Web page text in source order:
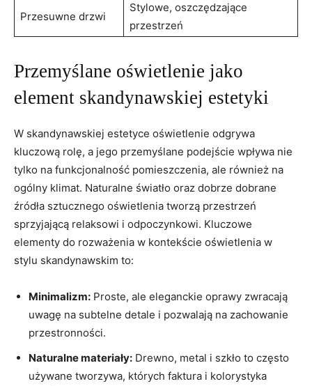
Przesuwne drzwi
Stylowe, oszczędzające
przestrzeń
Przemyślane oświetlenie jako
element skandynawskiej estetyki
W skandynawskiej estetyce oświetlenie odgrywa
kluczową rolę, a jego przemyślane podejście wpływa nie
tylko na funkcjonalność pomieszczenia, ale również na
ogólny klimat. Naturalne światło oraz dobrze dobrane
źródła sztucznego oświetlenia tworzą przestrzeń
sprzyjającą relaksowi i odpoczynkowi. Kluczowe
elementy do rozważenia w kontekście oświetlenia w
stylu skandynawskim to:
Minimalizm: Proste, ale eleganckie oprawy zwracają
uwagę na subtelne detale i pozwalają na zachowanie
przestronności.
Naturalne materiały: Drewno, metal i szkło to często
używane tworzywa, których faktura i kolorystyka